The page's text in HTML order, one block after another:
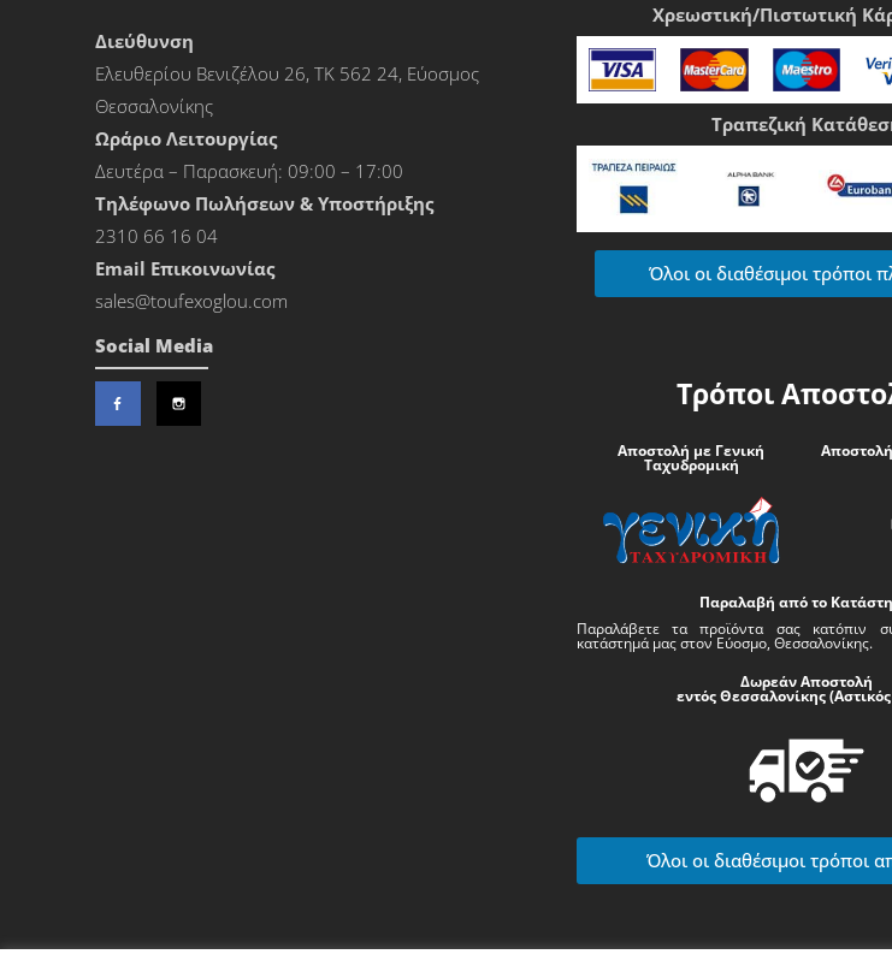
Διεύθυνση
Ελευθερίου Βενιζέλου 26, ΤΚ 562 24, Εύοσμος
Θεσσαλονίκης
Ωράριο Λειτουργίας
Δευτέρα – Παρασκευή: 09:00 – 17:00
Τηλέφωνο Πωλήσεων & Υποστήριξης
2310 66 16 04
Εmail Επικοινωνίας
sales@toufexoglou.com
Social Media
Χρεωστική/Πιστωτική
Τραπεζική
Όλοι οι διαθέσιμοι τρόποι
Τρόποι
Αποστολή με Γενική
Ταχυδρομική
Παραλαβή από το
Παραλάβετε τα προϊόντα σας κατόπιν
κατάστημά μας στον Εύοσμο, Θεσσαλονίκης.
Δωρεάν Αποστολή
εντός Θεσσαλονίκης (Αστικός
Όλοι οι διαθέσιμοι τρόποι